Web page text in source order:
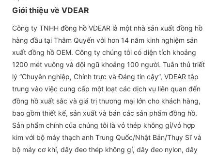
Giới thiệu về VDEAR
Công ty TNHH đồng hồ VDEAR là một nhà sản xuất đồng hồ
hàng đầu tại Thâm Quyến với hơn 14 năm kinh nghiệm sản
xuất đồng hồ OEM. Công ty chúng tôi có diện tích khoảng
1200 mét vuông và đội ngũ khoảng 100 người. Tuân thủ triết
lý “Chuyên nghiệp, Chính trực và Đáng tin cậy”, VDEAR tập
trung vào việc cung cấp một loạt các dịch vụ liên quan đến
đồng hồ xuất sắc và giá trị thương mại lớn cho khách hàng,
bao gồm thiết kế, sản xuất và bán các sản phẩm đồng hồ.
Sản phẩm chính của chúng tôi là vỏ thép không gỉ/vỏ hợp
kim với bộ máy thạch anh Trung Quốc/Nhật Bản/Thụy Sĩ và
bộ máy cơ khí, dây đeo thép không gỉ, dây đeo nylon, dây